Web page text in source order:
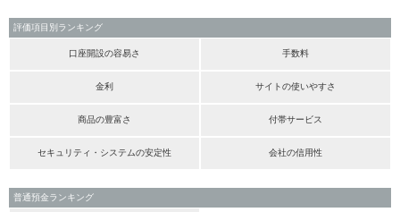
評価項目別ランキング
口座開設の容易さ 手数料
金利 サイトの使いやすさ
商品の豊富さ 付帯サービス
セキュリティ・システムの安定性 会社の信用性
普通預金ランキング